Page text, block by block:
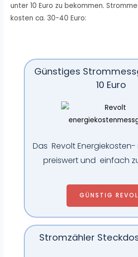
unter 10 Euro zu bekommen.
kosten ca. 30-40 Euro:
Günstiges
10 Euro
Das Revolt
preiswert und einfach
GÜNSTIG
Stromzähler